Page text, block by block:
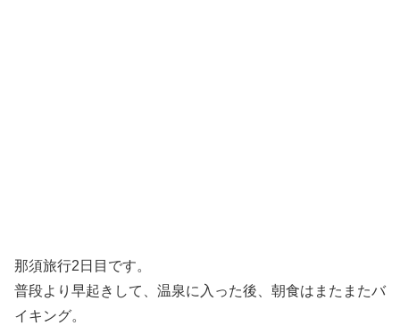
那須旅行2日目です。
普段より早起きして、温泉に入った後、朝食はまたまたバ
イキング。